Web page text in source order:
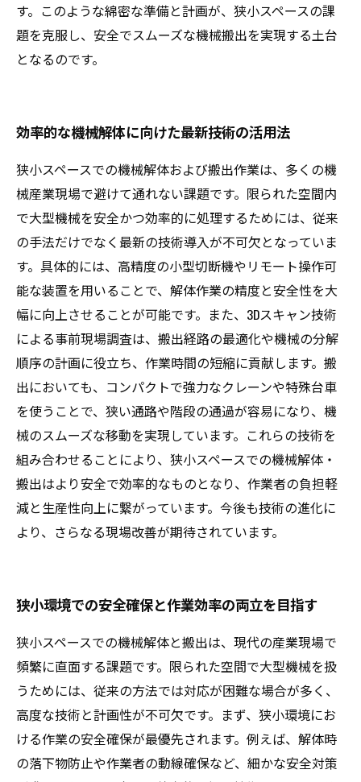
す。このような綿密な準備と計画が、狭小スペースの課
題を克服し、安全でスムーズな機械搬出を実現する土台
となるのです。
効率的な機械解体に向けた最新技術の活用法
狭小スペースでの機械解体および搬出作業は、多くの機
械産業現場で避けて通れない課題です。限られた空間内
で大型機械を安全かつ効率的に処理するためには、従来
の手法だけでなく最新の技術導入が不可欠となっていま
す。具体的には、高精度の小型切断機やリモート操作可
能な装置を用いることで、解体作業の精度と安全性を大
幅に向上させることが可能です。また、3Dスキャン技術
による事前現場調査は、搬出経路の最適化や機械の分解
順序の計画に役立ち、作業時間の短縮に貢献します。搬
出においても、コンパクトで強力なクレーンや特殊台車
を使うことで、狭い通路や階段の通過が容易になり、機
械のスムーズな移動を実現しています。これらの技術を
組み合わせることにより、狭小スペースでの機械解体・
搬出はより安全で効率的なものとなり、作業者の負担軽
減と生産性向上に繋がっています。今後も技術の進化に
より、さらなる現場改善が期待されています。
狭小環境での安全確保と作業効率の両立を目指す
狭小スペースでの機械解体と搬出は、現代の産業現場で
頻繁に直面する課題です。限られた空間で大型機械を扱
うためには、従来の方法では対応が困難な場合が多く、
高度な技術と計画性が不可欠です。まず、狭小環境にお
ける作業の安全確保が最優先されます。例えば、解体時
の落下物防止や作業者の動線確保など、細かな安全対策